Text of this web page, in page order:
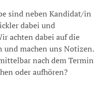
sind neben Kandidat/in
dabei und
achten dabei auf die
und machen uns Notizen.
nach dem Termin
oder aufhören?